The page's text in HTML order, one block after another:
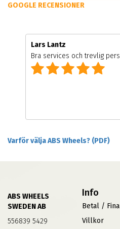
GOOGLE RECENSIONER
Lars Lantz
Bra services och trevlig
Varför välja ABS Wheels? (PDF)
ABS WHEELS
SWEDEN AB
556839 5429
Info
Betal /
Villkor